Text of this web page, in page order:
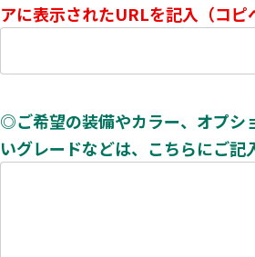
アに表示されたURLを記入（コピ
◎ご希望の装備やカラー、オプシ
いグレードなどは、こちらにご記